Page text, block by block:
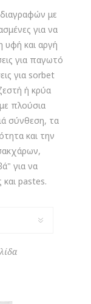
με
για να
υφή και αργή
για παγωτό
για sorbet
ή κρύα
πλούσια
σύνθεση, τα
και την
για να
και pastes.